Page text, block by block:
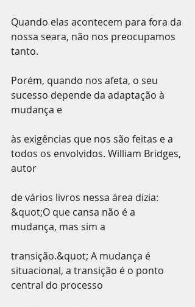
Quando elas acontecem para fora da
nossa seara, não nos preocupamos
tanto.
Porém, quando nos afeta, o seu
sucesso depende da adaptação à
mudança e
às exigências que nos são feitas e a
todos os envolvidos. William Bridges,
autor
de vários livros nessa área dizia:
&quot;O que cansa não é a
mudança, mas sim a
transição.&quot; A mudança é
situacional, a transição é o ponto
central do processo